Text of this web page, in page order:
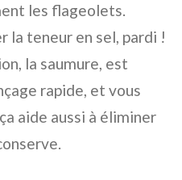
les flageolets.
la teneur en sel, pardi !
la saumure, est
rapide, et vous
aide aussi à éliminer